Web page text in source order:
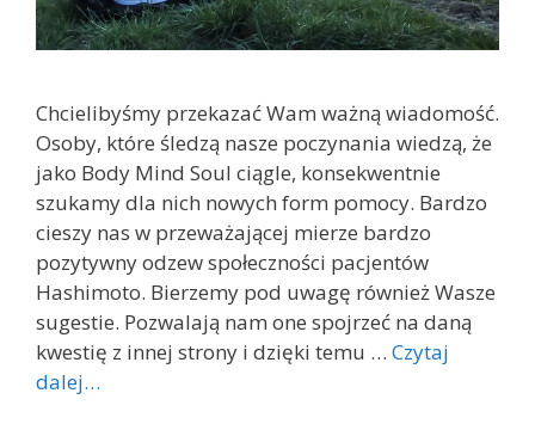
Chcielibyśmy przekazać Wam ważną wiadomość.
Osoby, które śledzą nasze poczynania wiedzą, że
jako Body Mind Soul ciągle, konsekwentnie
szukamy dla nich nowych form pomocy. Bardzo
cieszy nas w przeważającej mierze bardzo
pozytywny odzew społeczności pacjentów
Hashimoto. Bierzemy pod uwagę również Wasze
sugestie. Pozwalają nam one spojrzeć na daną
kwestię z innej strony i dzięki temu … Czytaj
dalej…